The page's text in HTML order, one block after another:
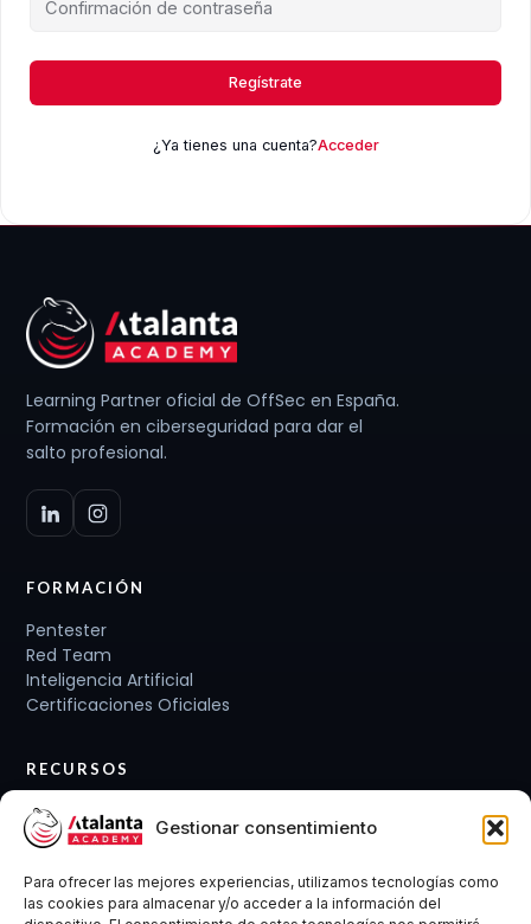
Gestionar consentimiento
Para ofrecer las mejores experiencias, utilizamos tecnologías como
las cookies para almacenar y/o acceder a la información del
Regístrate
¿Ya tienes una cuenta?Acceder
Learning Partner oficial de OffSec en España.
Formación en ciberseguridad para dar el
salto profesional.
FORMACIÓN
Pentester
Red Team
Inteligencia Artificial
Certificaciones Oficiales
RECURSOS
Planes de carrera
Cursos y Packs
Conócenos